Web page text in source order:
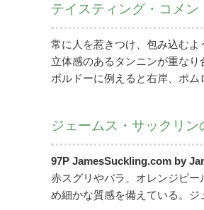
テイスティング・コメン
常に人を惹きつけ、包み込む
立体感のあるタンニンが重な
ボルドーに例えると右岸、ポ
ジェームス・サックリン
97P JamesSuckling.com by
赤スグリやバラ、オレンジピ
め細かな質感を備えている。ジ